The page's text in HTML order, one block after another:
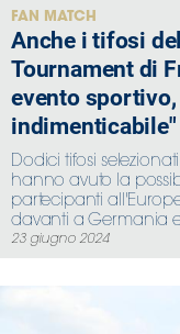
FAN MATCH
Anche i tifosi
Tournament di
evento sportivo,
indimenticabile"
Dodici tifosi
hanno avuto la
partecipanti
davanti a Germania e
23 giugno 2024